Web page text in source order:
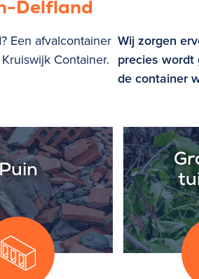
Delfland
Een afvalcontainer
Container.
Wij zorgen
precies wordt
de container